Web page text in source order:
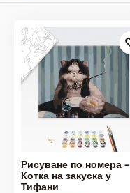
Рисуване по номера –
Котка на закуска у
Тифани